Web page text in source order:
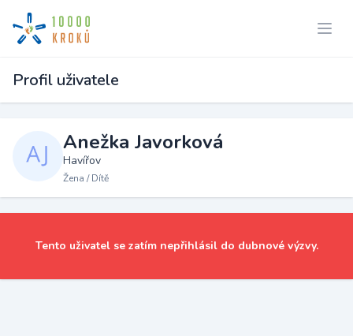
Profil uživatele
Anežka Javorková
Havířov
Žena / Dítě
Tento uživatel se zatím nepřihlásil do dubnové výzvy.